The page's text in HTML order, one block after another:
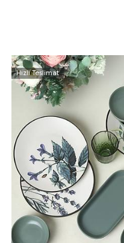
Hızlı Teslimat